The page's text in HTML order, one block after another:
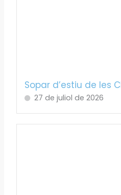
Sopar d’estiu de les
27 de juliol de 2026